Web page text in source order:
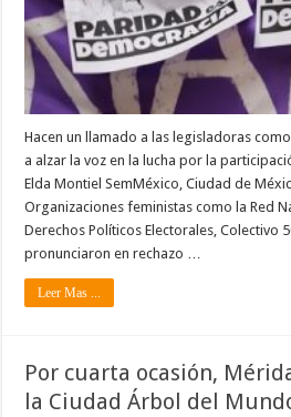
Hacen un llamado a las legisladoras
a alzar la voz en la lucha por la
Elda Montiel SemMéxico, Ciudad de
Organizaciones feministas como la Red
Derechos Políticos Electorales, Colectivo
pronunciaron en rechazo …
Leer Mas ...
Por cuarta ocasión,
la Ciudad Árbol del